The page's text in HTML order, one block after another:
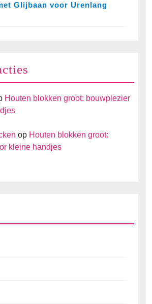
Glijbaan voor Urenlang
Houten blokken groot: bouwplezier
op Houten blokken groot:
kleine handjes